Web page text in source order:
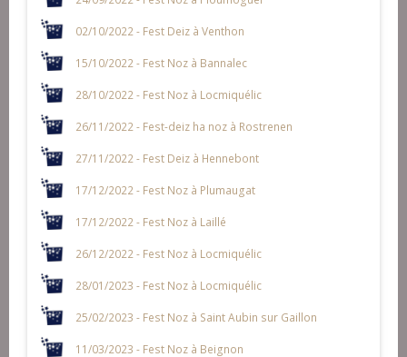
02/10/2022 - Fest Deiz à Venthon
15/10/2022 - Fest Noz à Bannalec
28/10/2022 - Fest Noz à Locmiquélic
26/11/2022 - Fest-deiz ha noz à Rostrenen
27/11/2022 - Fest Deiz à Hennebont
17/12/2022 - Fest Noz à Plumaugat
17/12/2022 - Fest Noz à Laillé
26/12/2022 - Fest Noz à Locmiquélic
28/01/2023 - Fest Noz à Locmiquélic
25/02/2023 - Fest Noz à Saint Aubin sur Gaillon
11/03/2023 - Fest Noz à Beignon